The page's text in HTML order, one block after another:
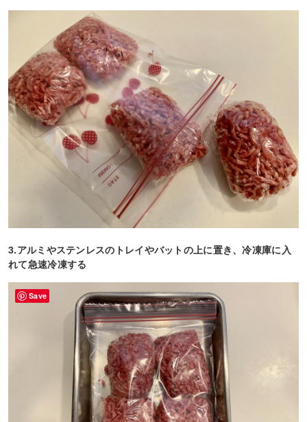
3.アルミやステンレスのトレイやバットの上に置き、冷凍庫に入
れて急速冷凍する
Save